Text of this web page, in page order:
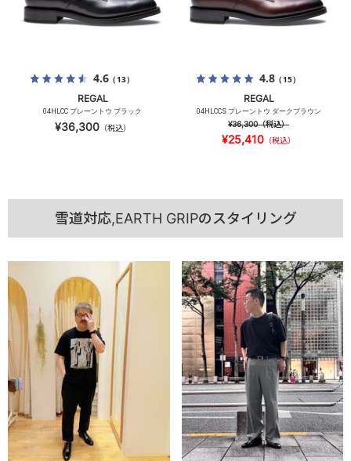
4.6（13）
REGAL
04HLCC プレーントウ ブラック
¥36,300（税込）
4.8（15）
REGAL
04HLCCS プレーントウ ダークブラウン
¥36,300（税込）
¥25,410 （税込）
雪道対応,EARTH GRIPのスタイリング